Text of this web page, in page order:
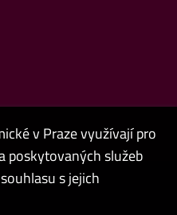
v Praze využívají pro
poskytovaných služeb
s jejich